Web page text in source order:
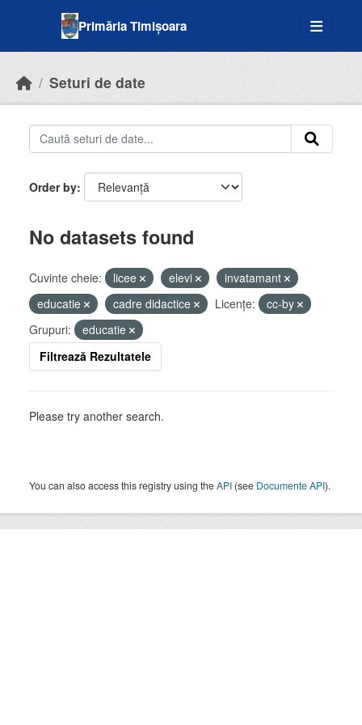
Primăria Timișoara
Seturi de date
Order by
No datasets found
Cuvinte cheie: licee elevi
invatamant
educatie
cadre didactice Licenţe:
cc-by
Grupuri:
educatie
Filtrează Rezultatele
Please try another search.
You can also access this registry using theAPI (see Documente API).